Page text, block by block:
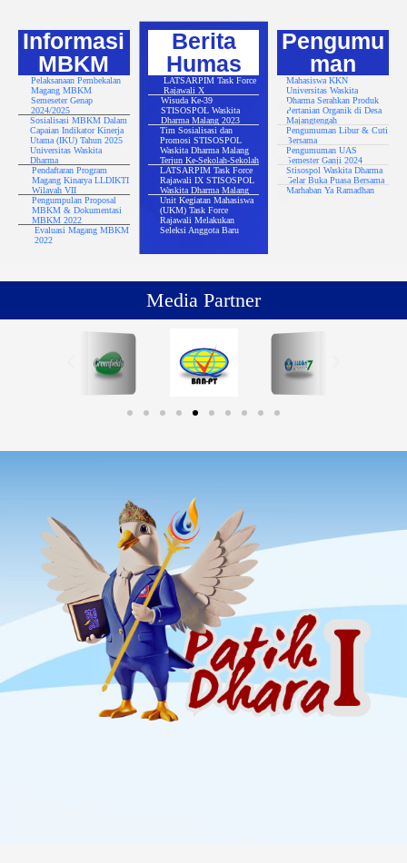
Informasi
MBKM
Pelaksanaan Pembekalan
Magang MBKM
Semeseter Genap
2024/2025
Sosialisasi MBKM Dalam
Capaian Indikator Kinerja
Utama (IKU) Tahun 2025
Universitas Waskita
Dharma
Pendaftaran Program
Magang Kinarya LLDIKTI
Wilayah VII
Pengumpulan Proposal
MBKM & Dokumentasi
MBKM 2022
Evaluasi Magang MBKM
2022
Berita
Humas
LATSARPIM Task Force
Rajawali X
Wisuda Ke-39
STISOSPOL Waskita
Dharma Malang 2023
Tim Sosialisasi dan
Promosi STISOSPOL
Waskita Dharma Malang
Terjun Ke-Sekolah-Sekolah
LATSARPIM Task Force
Rajawali IX STISOSPOL
Waskita Dharma Malang
Unit Kegiatan Mahasiswa
(UKM) Task Force
Rajawali Melakukan
Seleksi Anggota Baru
Pengumu
man
Mahasiswa KKN
Universitas Waskita
Dharma Serahkan Produk
Pertanian Organik di Desa
Majangtengah
Pengumuman Libur & Cuti
Bersama
Pengumuman UAS
Semester Ganji 2024
Stisospol Waskita Dharma
Gelar Buka Puasa Bersama
Marhaban Ya Ramadhan
Media Partner